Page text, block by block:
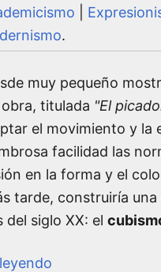
.
muy pequeño
titulada "El
el movimiento y la
facilidad las
en la forma y el
tarde, construiría
siglo XX: el